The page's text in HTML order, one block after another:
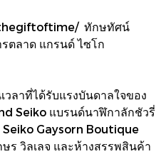
ทักษทัศน์
ตลาด แกรนด์ ไซโก
วลาที่ได้รับแรงบันดาลใจของ
Seiko แบรนด์นาฬิกาลักชัวรี่
Gaysorn Boutique
ร วิลเลจ และห้างสรรพสินค้า